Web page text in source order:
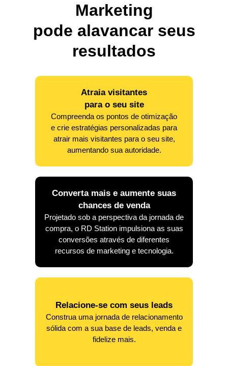
Marketing
pode alavancar seus
resultados
Atraia visitantes
para o seu site
Compreenda os pontos de otimização
e crie estratégias personalizadas para
atrair mais visitantes para o seu site,
aumentando sua autoridade.
Converta mais e aumente suas
chances de venda
Projetado sob a perspectiva da jornada de
compra, o RD Station impulsiona as suas
conversões através de diferentes
recursos de marketing e tecnologia.
Relacione-se com seus leads
Construa uma jornada de relacionamento
sólida com a sua base de leads, venda e
fidelize mais.